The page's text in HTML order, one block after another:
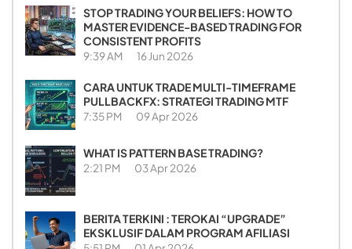
STOP TRADING YOUR BELIEFS: HOW TO
MASTER EVIDENCE-BASED TRADING FOR
CONSISTENT PROFITS
9:39 AM 16 Jun 2026
CARA UNTUK TRADE MULTI-TIMEFRAME
PULLBACKFX: STRATEGI TRADING MTF
7:35 PM 09 Apr 2026
WHAT IS PATTERN BASE TRADING?
2:21 PM 03 Apr 2026
BERITA TERKINI : TEROKAI “UPGRADE”
EKSKLUSIF DALAM PROGRAM AFILIASI